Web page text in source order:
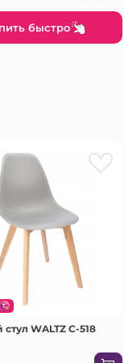
быстро
WALTZ C-518